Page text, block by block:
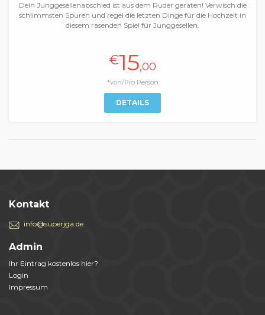
Dein Junggesellenabschied ist aus dem Ruder geraten! Verwisch die
schlimmsten Spuren und regel die letzten Dinge für die Hochzeit in
diesem rasenden Spiel für Junggesellen.
€15,00
*von/Pro Person
DETAILS
Kontakt
info@superjga.de
Admin
Ihr Eintrag kostenlos hier?
Login
Impressum